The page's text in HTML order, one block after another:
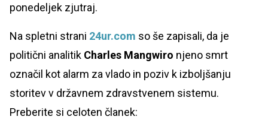
ponedeljek zjutraj.
Na spletni strani 24ur.com so še zapisali, da je
politični analitik Charles Mangwiro njeno smrt
označil kot alarm za vlado in poziv k izboljšanju
storitev v državnem zdravstvenem sistemu.
Preberite si celoten članek: